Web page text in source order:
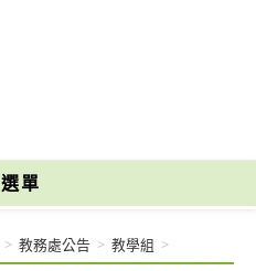
選單
> 教務處公告 > 教學組 >